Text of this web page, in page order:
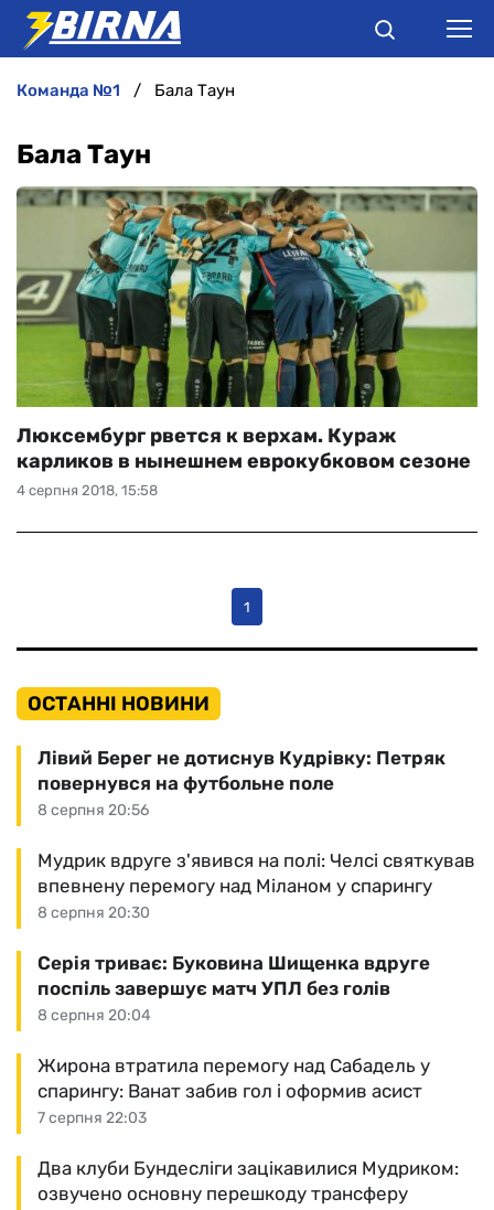
АНАЛІТИКА
ІНТЕРВ'Ю
РІЗНЕ
БУКМЕКЕРИ
команда №1 Бала Таун
Бала Таун
4 серпня 2018, 15:58
Люксембург рвется к верхам. Кураж
карликов в нынешнем еврокубковом сезоне
1
ОСТАННІ НОВИНИ
8 серпня 20:56
Лівий Берег не дотиснув Кудрівку: Петряк
повернувся на футбольне поле
8 серпня 20:30
Мудрик вдруге з'явився на полі: Челсі святкував
впевнену перемогу над Міланом у спарингу
8 серпня 20:04
Серія триває: Буковина Шищенка вдруге
поспіль завершує матч УПЛ без голів
7 серпня 22:03
Жирона втратила перемогу над Сабадель у
спарингу: Ванат забив гол і оформив асист
Два клуби Бундесліги зацікавилися Мудриком:
озвучено основну перешкоду трансферу